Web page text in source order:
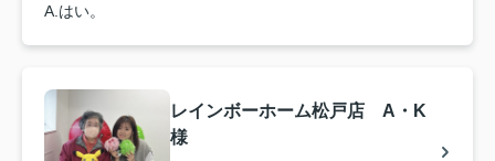
A.はい。
レインボーホーム松戸店 A・K
様